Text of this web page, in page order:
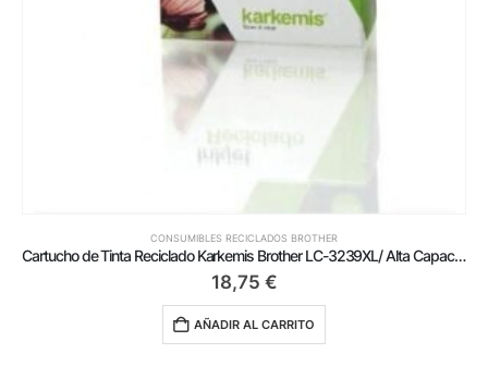
CONSUMIBLES RECICLADOS BROTHER
Cartucho de Tinta Reciclado Karkemis Brother LC-3239XL/ Alta Capacidad/ Magenta
18,75 €
AÑADIR AL CARRITO